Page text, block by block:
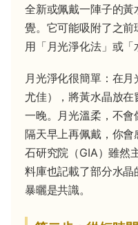
全新或佩戴一陣子的
覺。它可能吸附了之
用「月光淨化法」或「
月光淨化很簡單：在
尤佳），將黃水晶放
一晚。月光溫柔，不會
隔天早上再佩戴，你
石研究院（GIA）雖然
料庫也記載了部分水
暴曬是共識。